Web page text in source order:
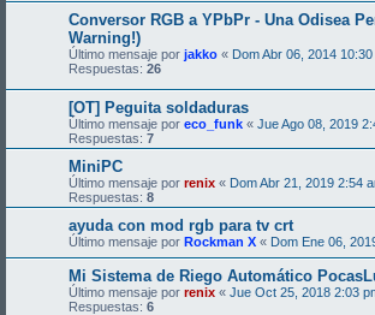
Conversor RGB a YPbPr - Una Odisea
Warning!)
Último mensaje por jakko « Dom Abr 06, 2014
Respuestas: 26
[OT] Peguita soldaduras
Último mensaje por eco_funk « Jue Ago 08, 2019
Respuestas: 7
MiniPC
Último mensaje por renix « Dom Abr 21, 2019 2:54
Respuestas: 8
ayuda con mod rgb para tv crt
Último mensaje por Rockman X « Dom Ene 06,
Mi Sistema de Riego Automático
Último mensaje por renix « Jue Oct 25, 2018 2:03
Respuestas: 6